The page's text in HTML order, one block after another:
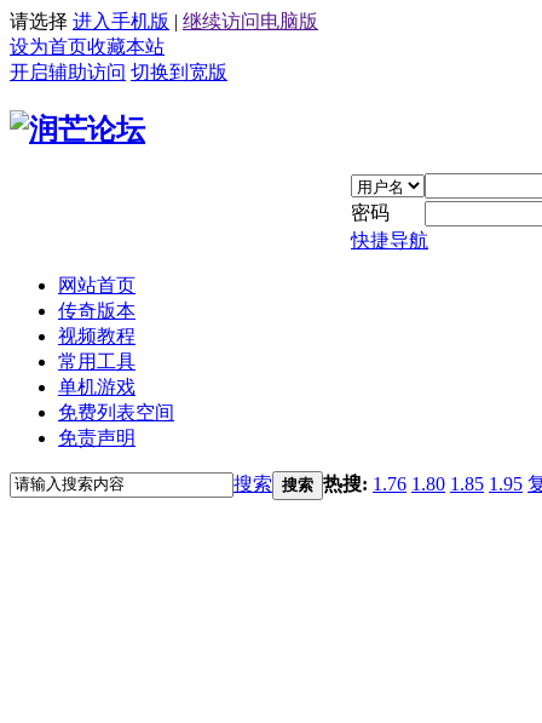
请选择 进入手机版 | 继续访问电脑版
设为首页收藏本站
开启辅助访问 切换到宽版
密码
快捷导航
网站首页
传奇版本
视频教程
常用工具
单机游戏
免费列表空间
免责声明
搜索 搜索 热搜: 1.76 1.80 1.85 1.95